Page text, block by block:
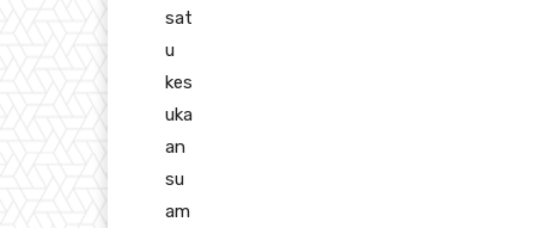
sat
u
kes
uka
an
su
am